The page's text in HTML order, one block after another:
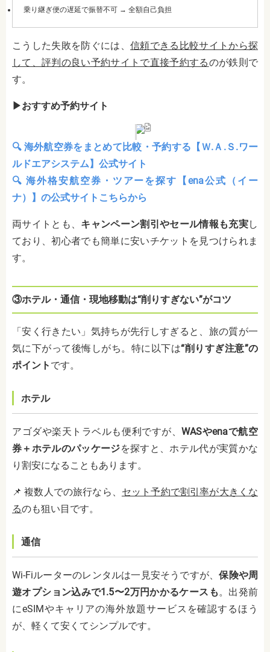
乗り継ぎ便の遅延で振替不可 → 全額自己負担
こうした失敗を防ぐには、 信頼できる比較サイトから探
して、評判の良い予約サイトで直接予約するのが鉄則で
す。
▶︎おすすめ予約サイト
🔍 海外航空券をまとめて比較・予約する【Ｗ.Ａ.Ｓ.ワー
ルドエアシステム】公式サイト
🔍 海外格安航空券・ツアーを探す【ena公式（イー
ナ）】の公式サイトこちらから
両サイトとも、 キャンペーン割引やセール情報も充実し
ており、初心者でも簡単に安いチケットを見つけられま
す。
③ホテル・通信・現地移動は“削りすぎない”がコツ
「安く行きたい」気持ちが先行しすぎると、旅の質が一
気に下がって後悔しがち。特に以下は“削りすぎ注意”の
ポイント です。
ホテル
アゴダや楽天トラベルも便利ですが、WASやenaで航空
券＋ホテルのパッケージを探すと、ホテル代が実質かな
り割安になることもあります。
📌 複数人での旅行なら、 セット予約で割引率が大きくな
るのも狙い目です。
通信
Wi-Fiルーターのレンタルは一見安そうですが、保険や周
遊オプション込みで1.5〜2万円かかるケースも。出発前
にeSIMやキャリアの海外放題サービスを確認するほう
が、軽くて安くてシンプルです。